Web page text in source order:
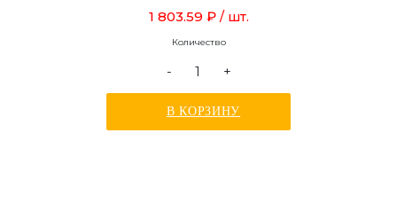
1 803.59 ₽ / шт.
Количество
- +
В КОРЗИНУ